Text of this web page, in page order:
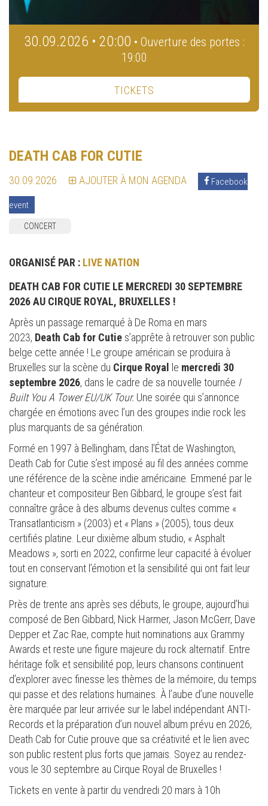
30.09.2026 • 20:00 • Ouverture des portes :
19:00
TICKETS
DEATH CAB FOR CUTIE
30.09.2026 AJOUTER À MON AGENDA Facebook
event
CONCERT
ORGANISÉ PAR : LIVE NATION
DEATH CAB FOR CUTIE LE MERCREDI 30 SEPTEMBRE
2026 AU CIRQUE ROYAL, BRUXELLES !
Après un passage remarqué à De Roma en mars
2023, Death Cab for Cutie s’apprête à retrouver son public
belge cette année ! Le groupe américain se produira à
Bruxelles sur la scène du Cirque Royal le mercredi 30
septembre 2026, dans le cadre de sa nouvelle tournée I
Built You A Tower EU/UK Tour. Une soirée qui s’annonce
chargée en émotions avec l’un des groupes indie rock les
plus marquants de sa génération.
Formé en 1997 à Bellingham, dans l’État de Washington,
Death Cab for Cutie s’est imposé au fil des années comme
une référence de la scène indie américaine. Emmené par le
chanteur et compositeur Ben Gibbard, le groupe s’est fait
connaître grâce à des albums devenus cultes comme «
Transatlanticism » (2003) et « Plans » (2005), tous deux
certifiés platine. Leur dixième album studio, « Asphalt
Meadows », sorti en 2022, confirme leur capacité à évoluer
tout en conservant l’émotion et la sensibilité qui ont fait leur
signature.
Près de trente ans après ses débuts, le groupe, aujourd’hui
composé de Ben Gibbard, Nick Harmer, Jason McGerr, Dave
Depper et Zac Rae, compte huit nominations aux Grammy
Awards et reste une figure majeure du rock alternatif. Entre
héritage folk et sensibilité pop, leurs chansons continuent
d’explorer avec finesse les thèmes de la mémoire, du temps
qui passe et des relations humaines. À l’aube d’une nouvelle
ère marquée par leur arrivée sur le label indépendant ANTI-
Records et la préparation d’un nouvel album prévu en 2026,
Death Cab for Cutie prouve que sa créativité et le lien avec
son public restent plus forts que jamais. Soyez au rendez-
vous le 30 septembre au Cirque Royal de Bruxelles !
Tickets en vente à partir du vendredi 20 mars à 10h